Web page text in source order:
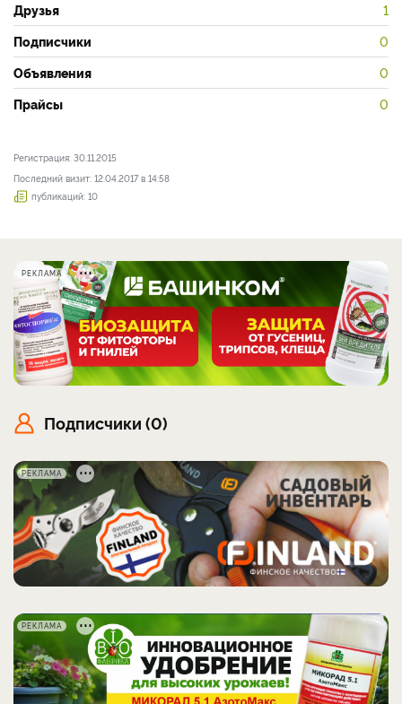
Друзья 1
Подписчики 0
Объявления 0
Прайсы 0
Регистрация: 30.11.2015
Последний визит: 12.04.2017 в 14:58
публикаций: 10
РЕКЛАМА
Подписчики (0)
РЕКЛАМА
РЕКЛАМА